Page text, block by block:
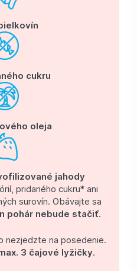
cukru
oleja
jahody
pridaného cukru* ani
surovín. Obávajte sa
pohár nebude stačiť.
nezjedzte na posedenie.
3 čajové lyžičky.